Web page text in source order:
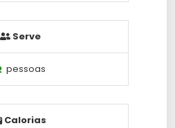
Serve
pessoas
Calorias